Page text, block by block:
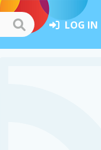
LOG IN